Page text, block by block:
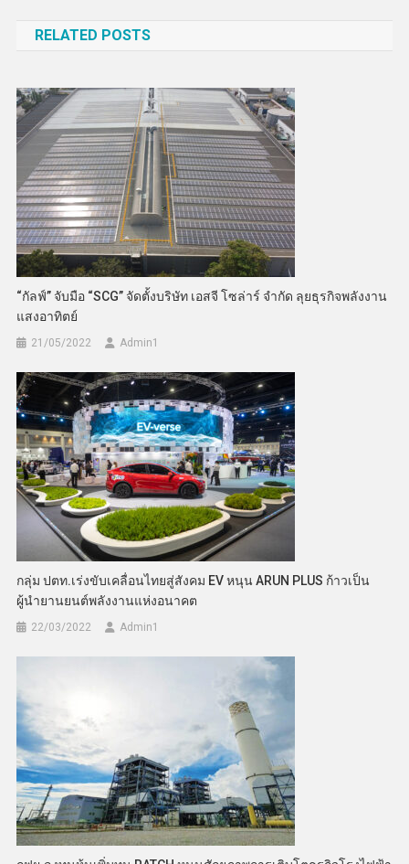
RELATED POSTS
“กัลฟ์” จับมือ “SCG” จัดตั้งบริษัท เอสจี โซล่าร์ จำกัด ลุยธุรกิจพลังงาน
แสงอาทิตย์
21/05/2022 Admin​1
กลุ่ม ปตท.เร่งขับเคลื่อนไทยสู่สังคม EV หนุน ARUN PLUS ก้าวเป็น
ผู้นำยานยนต์พลังงานแห่งอนาคต
22/03/2022 Admin​1